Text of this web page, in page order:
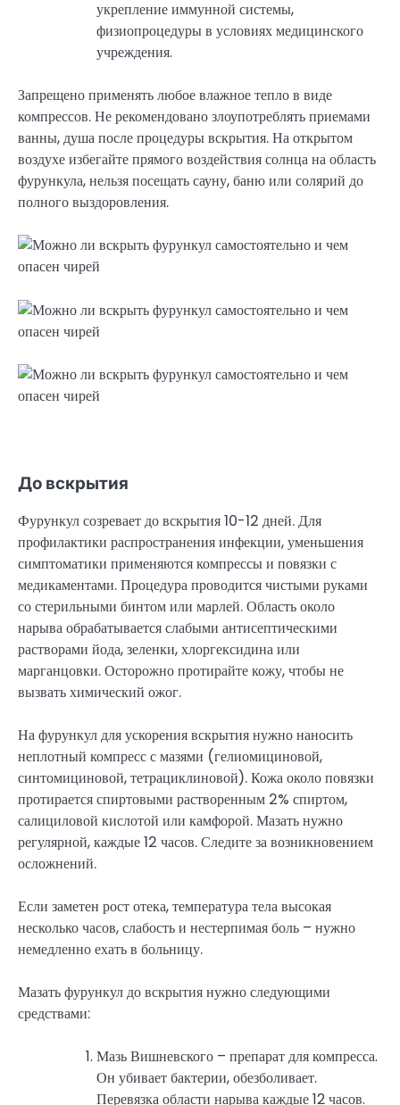
укрепление иммунной системы,
физиопроцедуры в условиях медицинского
учреждения.
Запрещено применять любое влажное тепло в виде
компрессов. Не рекомендовано злоупотреблять приемами
ванны, душа после процедуры вскрытия. На открытом
воздухе избегайте прямого воздействия солнца на область
фурункула, нельзя посещать сауну, баню или солярий до
полного выздоровления.
До вскрытия
Фурункул созревает до вскрытия 10-12 дней. Для
профилактики распространения инфекции, уменьшения
симптоматики применяются компрессы и повязки с
медикаментами. Процедура проводится чистыми руками
со стерильными бинтом или марлей. Область около
нарыва обрабатывается слабыми антисептическими
растворами йода, зеленки, хлоргексидина или
марганцовки. Осторожно протирайте кожу, чтобы не
вызвать химический ожог.
На фурункул для ускорения вскрытия нужно наносить
неплотный компресс с мазями (гелиомициновой,
синтомициновой, тетрациклиновой). Кожа около повязки
протирается спиртовыми растворенным 2% спиртом,
салициловой кислотой или камфорой. Мазать нужно
регулярной, каждые 12 часов. Следите за возникновением
осложнений.
Если заметен рост отека, температура тела высокая
несколько часов, слабость и нестерпимая боль – нужно
немедленно ехать в больницу.
Мазать фурункул до вскрытия нужно следующими
средствами:
Мазь Вишневского – препарат для компресса.
Он убивает бактерии, обезболивает.
Перевязка области нарыва каждые 12 часов.